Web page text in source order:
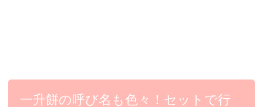
一升餅の呼び名も色々！セットで行